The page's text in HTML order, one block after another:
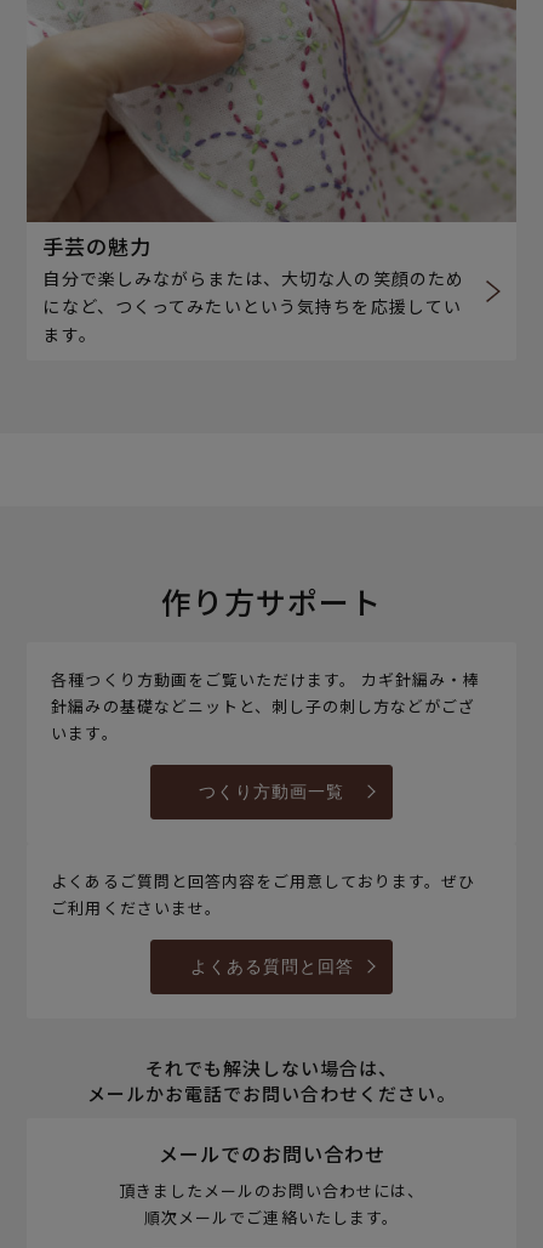
手芸の魅力
自分で楽しみながらまたは、大切な人の笑顔のため
になど、つくってみたいという気持ちを応援してい
ます。
作り方サポート
各種つくり方動画をご覧いただけます。 カギ針編み・棒
針編みの基礎などニットと、刺し子の刺し方などがござ
います。
つくり方動画一覧
よくあるご質問と回答内容をご用意しております。ぜひ
ご利用くださいませ。
よくある質問と回答
それでも解決しない場合は、
メールかお電話でお問い合わせください。
メールでのお問い合わせ
頂きましたメールのお問い合わせには、
順次メールでご連絡いたします。